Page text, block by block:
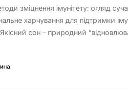
зміцнення імунітету: огляд
харчування для підтримки
сон – природний